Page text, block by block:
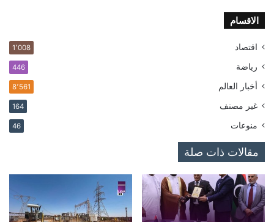
الاقسام
اقتصاد 1٬008
رياضة 446
أخبار العالم 8٬561
غير مصنف 164
منوعات 46
مقالات ذات صلة